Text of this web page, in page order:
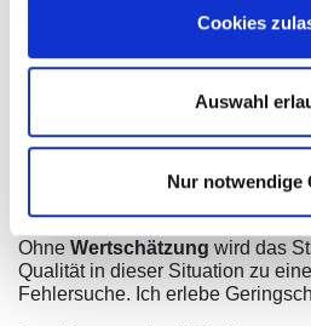
Cookies
Auswahl
Nur notwendige
auch den Teilnehmenden viel
Aussagen wie „ich hätte nicht
Neues lernen kann“ oder
Aber was mir im Kontakt mit
Ohne Wertschätzung wird das
Qualität in dieser Situation zu
Fehlersuche. Ich erlebe